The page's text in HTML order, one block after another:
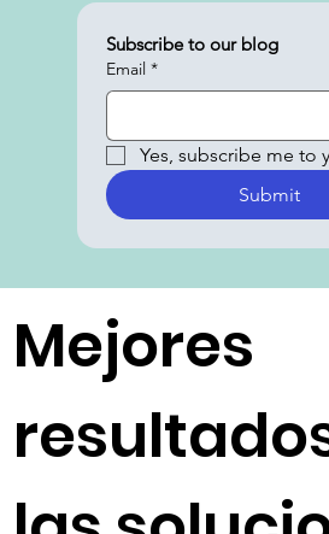
Mejores
Subscribe to our blog
Yes, subscribe me to
Submit